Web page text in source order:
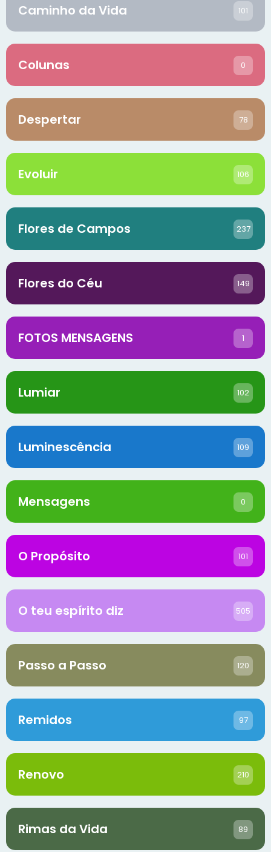
Caminho da Vida 101
Colunas 0
Despertar 78
Evoluir 106
Flores de Campos 237
Flores do Céu 149
FOTOS MENSAGENS 1
Lumiar 102
Luminescência 109
Mensagens 0
O Propósito 101
O teu espírito diz 505
Passo a Passo 120
Remidos 97
Renovo 210
Rimas da Vida 89